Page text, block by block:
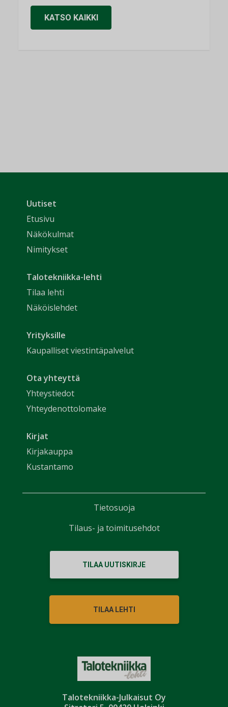
KATSO KAIKKI
Talotekniikka-Julkaisut Oy
Uutiset
Etusivu
Näkökulmat
Nimitykset
Talotekniikka-lehti
Tilaa lehti
Näköislehdet
Yrityksille
Kaupalliset viestintäpalvelut
Ota yhteyttä
Yhteystiedot
Yhteydenottolomake
Kirjat
Kirjakauppa
Kustantamo
TILAA UUTISKIRJE
TILAA LEHTI
Tietosuoja
Tilaus- ja toimitusehdot